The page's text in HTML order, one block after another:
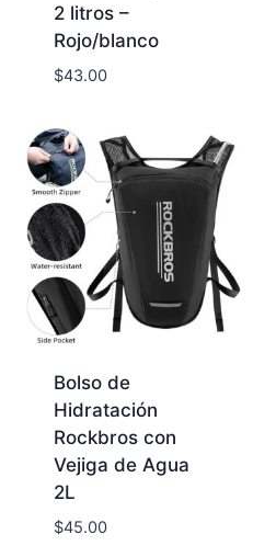
2 litros –
Rojo/blanco
$43.00
Bolso de
Hidratación
Rockbros con
Vejiga de Agua
2L
$45.00